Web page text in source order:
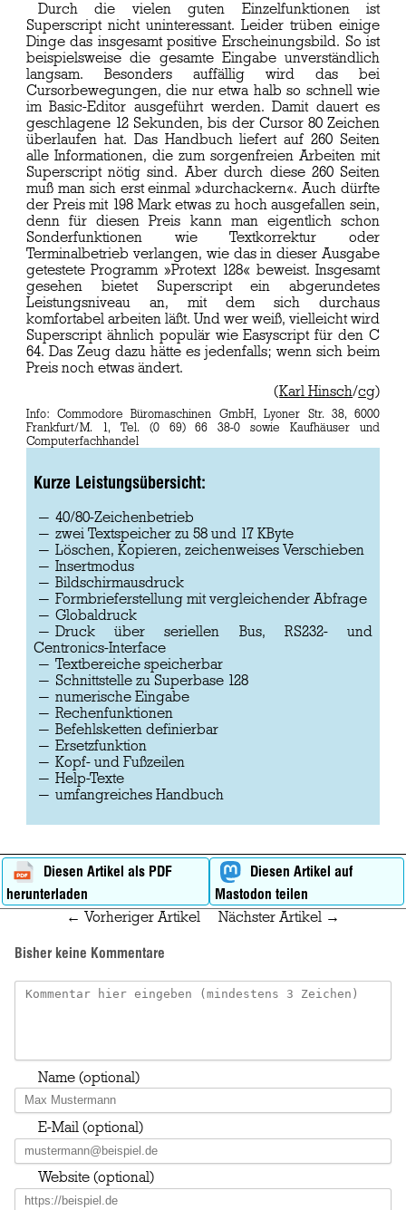
Durch die vielen guten Einzelfunktionen ist
Superscript nicht uninteressant. Leider trüben einige
Dinge das insgesamt positive Erscheinungsbild. So ist
beispielsweise die gesamte Eingabe unverständlich
langsam. Besonders auffällig wird das bei
Cursorbewegungen, die nur etwa halb so schnell wie
im Basic-Editor ausgeführt werden. Damit dauert es
geschlagene 12 Sekunden, bis der Cursor 80 Zeichen
überlaufen hat. Das Handbuch liefert auf 260 Seiten
alle Informationen, die zum sorgenfreien Arbeiten mit
Superscript nötig sind. Aber durch diese 260 Seiten
muß man sich erst einmal »durchackern«. Auch dürfte
der Preis mit 198 Mark etwas zu hoch ausgefallen sein,
denn für diesen Preis kann man eigentlich schon
Sonderfunktionen wie Textkorrektur oder
Terminalbetrieb verlangen, wie das in dieser Ausgabe
getestete Programm »Protext 128« beweist. Insgesamt
gesehen bietet Superscript ein abgerundetes
Leistungsniveau an, mit dem sich durchaus
komfortabel arbeiten läßt. Und wer weiß, vielleicht wird
Superscript ähnlich populär wie Easyscript für den C
64. Das Zeug dazu hätte es jedenfalls; wenn sich beim
Preis noch etwas ändert.
(Karl Hinsch/cg)
Info: Commodore Büromaschinen GmbH, Lyoner Str. 38, 6000
Frankfurt/M. 1, Tel. (0 69) 66 38-0 sowie Kaufhäuser und
Computerfachhandel
Kurze Leistungsübersicht:
40/80-Zeichenbetrieb
zwei Textspeicher zu 58 und 17 KByte
Löschen, Kopieren, zeichenweises Verschieben
Insertmodus
Bildschirmausdruck
Formbrieferstellung mit vergleichender Abfrage
Globaldruck
Druck über seriellen Bus, RS232- und
Centronics-Interface
Textbereiche speicherbar
Schnittstelle zu Superbase 128
numerische Eingabe
Rechenfunktionen
Befehlsketten definierbar
Ersetzfunktion
Kopf- und Fußzeilen
Help-Texte
umfangreiches Handbuch
Diesen Artikel als PDF
herunterladen
Diesen Artikel auf
Mastodon teilen
← Vorheriger Artikel Nächster Artikel →
Bisher keine Kommentare
Name (optional)
E-Mail (optional)
Website (optional)